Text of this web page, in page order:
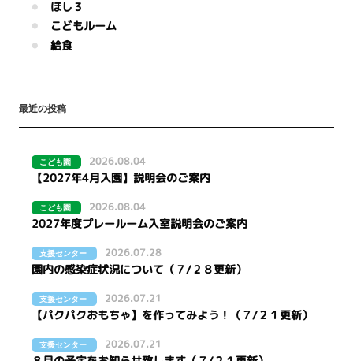
ほし３
こどもルーム
給食
最近の投稿
こども園 2026.08.04
【2027年4月入園】説明会のご案内
こども園 2026.08.04
2027年度プレールーム入室説明会のご案内
支援センター 2026.07.28
園内の感染症状況について（７/２８更新）
支援センター 2026.07.21
【パクパクおもちゃ】を作ってみよう！（７/２１更新）
支援センター 2026.07.21